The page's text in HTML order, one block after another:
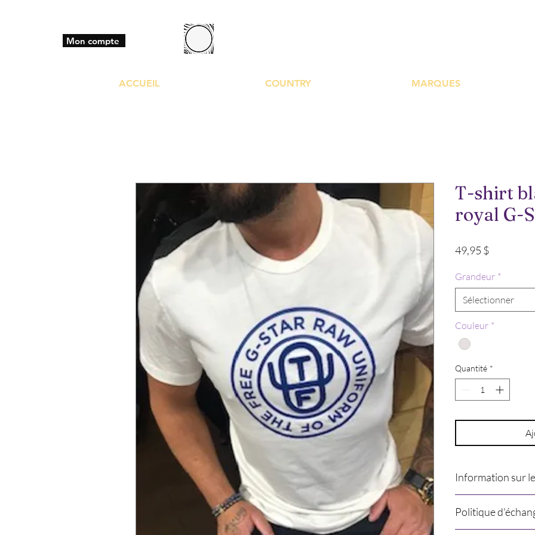
Mon compte
ACCUEIL COUNTRY MARQUES
T-shirt
royal G-
49,95 $Prix
Grandeur *
Sélectionner
Couleur *
Quantité *
Information sur
cela implique que
grandeurs.
Politique